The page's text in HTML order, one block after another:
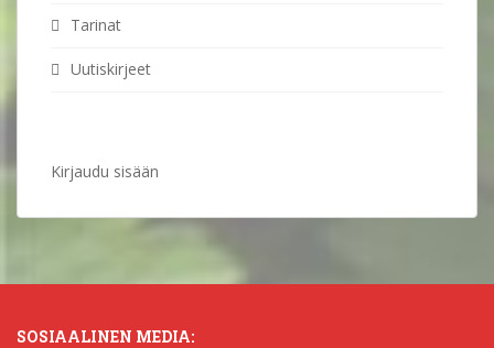
Tarinat
Uutiskirjeet
Kirjaudu sisään
SOSIAALINEN MEDIA: